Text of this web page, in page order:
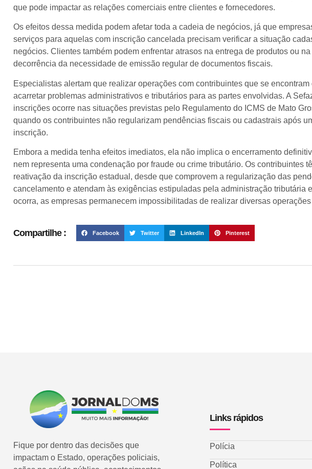
que pode impactar as relações comerciais entre clientes e fornecedores.
Os efeitos dessa medida podem afetar toda a cadeia de negócios, já que
serviços para aquelas com inscrição cancelada precisam verificar a situação
negócios. Clientes também podem enfrentar atrasos na entrega de produtos ou
decorrência da necessidade de emissão regular de documentos fiscais.
Especialistas alertam que realizar operações com contribuintes que se
acarretar problemas administrativos e tributários para as partes envolvidas. A
inscrições ocorre nas situações previstas pelo Regulamento do ICMS de Mato
quando os contribuintes não regularizam pendências fiscais ou cadastrais após
inscrição.
Embora a medida tenha efeitos imediatos, ela não implica o encerramento
nem representa uma condenação por fraude ou crime tributário. Os contribuintes
reativação da inscrição estadual, desde que comprovem a regularização das
cancelamento e atendam às exigências estipuladas pela administração tributária
ocorra, as empresas permanecem impossibilitadas de realizar diversas
Compartilhe : Facebook Twitter LinkedIn Pinterest
Fique por dentro das decisões que
impactam o Estado, operações policiais,
Links rápidos
Polícia
Política